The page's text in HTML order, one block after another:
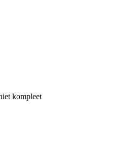
kompleet